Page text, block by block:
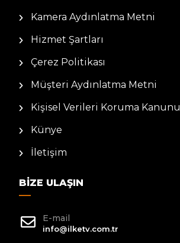
Kamera Aydınlatma Metni
Hizmet Şartları
Çerez Politikası
Müşteri Aydınlatma Metni
Kişisel Verileri Koruma Kanunu
Künye
İletişim
BIZE ULAŞIN
E-mail
info@ilketv.com.tr